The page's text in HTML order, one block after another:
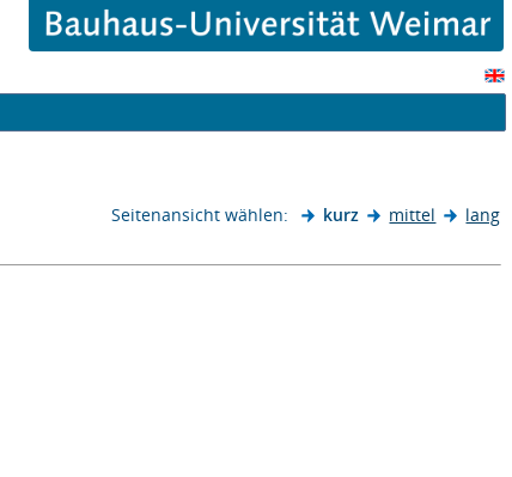
Seitenansicht wählen: kurz mittel
lang